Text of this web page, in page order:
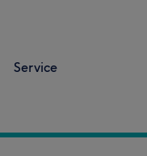
Service